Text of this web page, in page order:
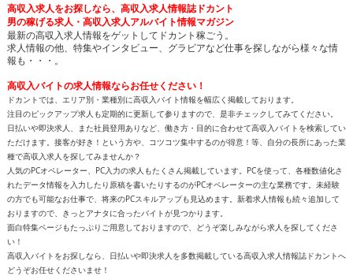
高収入求人をお探しなら、高収入求人情報誌ドカント
男の稼げる求人・高収入求人アルバイト情報マガジン
最新の高収入求人情報をゲットしてドカント稼ごう。
求人情報の他、特集やインタビュー、グラビアなど仕事を探しながら様々な情
報も・・・。
高収入バイトの求人情報ならお任せください！
ドカントでは、エリア別・業種別に高収入バイト情報を幅広く掲載しております。
注目のピックアップ求人も定期的に更新して参りますので、是非チェックしてみてください。
日払いや即決求人、また社員登用ありなど、働き方・目的に合わせて高収入バイトを検索してい
ただけます。接客が好き！という方や、コツコツ集中するのが得意！等、自分の長所にあった業
種で高収入求人を探してみませんか？
人気のPCオペレーター、PC入力の求人もたくさん掲載しています。PCを使って、各種数値化さ
れたデータ情報を入力したり原稿を書いたりするのがPCオペレーターの主な業務です。未経験
の方でも可能なお仕事で、将来のPCスキルアップも見込めます。新着求人情報も続々追加して
おりますので、きっとアナタに合ったバイトが見つかります。
面白特集ページもたっぷりご用意しておりますので、どうぞ楽しみながら求人を探してくださ
い！
高収入バイトをお探しなら、日払いや即決求人を多数掲載している高収入求人情報誌ドカントへ
どうぞお任せくださいませ！